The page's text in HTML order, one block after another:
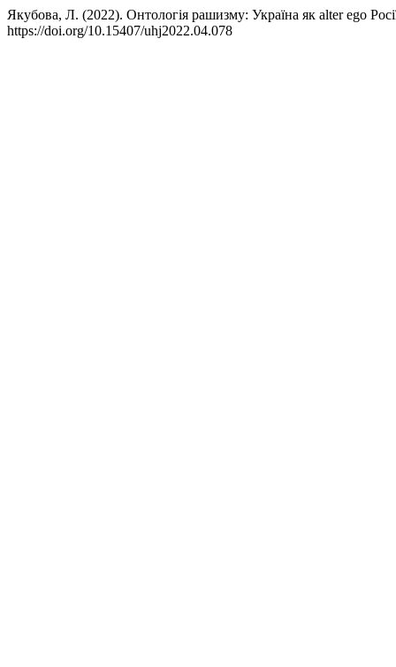
Якубова, Л. (2022). Онтологія рашизму: Україна як alter ego
https://doi.org/10.15407/uhj2022.04.078